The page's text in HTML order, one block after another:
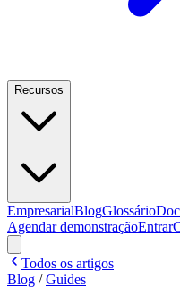
Recursos
EmpresarialBlogGlossário
Agendar demonstraçãoEntrar
Todos os artigos
Blog /Guides